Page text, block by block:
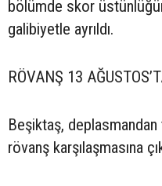
bölümde skor
galibiyetle ayrıldı.
RÖVANŞ 13
Beşiktaş, deplasmandan
rövanş karşılaşmasına